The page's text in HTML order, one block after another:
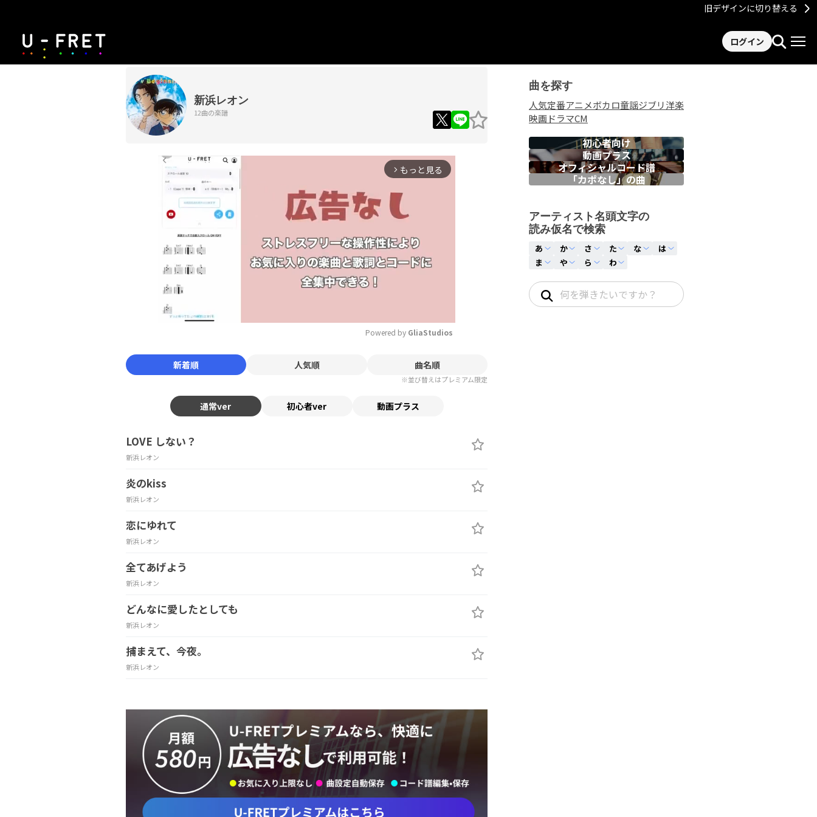
旧デザインに切り替える
ログイン
新浜レオン
12曲の楽譜
arrow_forward_ios もっと見る
Mute
Powered by GliaStudios
新着順 人気順 曲名順
※並び替えはプレミアム限定
通常ver 初心者ver 動画プラス
LOVE しない？
新浜レオン
炎のkiss
新浜レオン
恋にゆれて
新浜レオン
全てあげよう
新浜レオン
どんなに愛したとしても
新浜レオン
捕まえて、今夜。
新浜レオン
曲を探す
人気定番アニメボカロ童謡ジブリ洋楽
映画ドラマCM
初心者向け
動画プラス
オフィシャルコード譜
「カポなし」の曲
アーティスト名頭文字の
読み仮名で検索